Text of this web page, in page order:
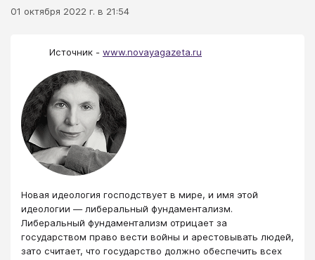
01 октября 2022 г. в 21:54
Источник - www.novayagazeta.ru
Новая идеология господствует в мире, и имя этой
идеологии — либеральный фундаментализм.
Либеральный фундаментализм отрицает за
государством право вести войны и арестовывать людей,
зато считает, что государство должно обеспечить всех